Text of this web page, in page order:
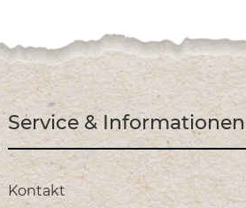
Service & Informationen
Kontakt